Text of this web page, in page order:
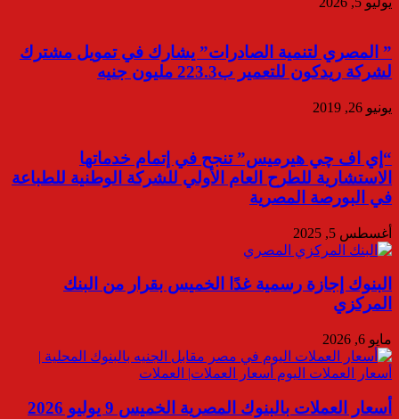
” المصري لتنمية الصادرات” يشارك في تمويل مشترك
لشركة ريدكون للتعمير ب223.3 مليون جنيه
يونيو 26, 2019
“إي اف چي هيرميس” تنجح في إتمام خدماتها
الاستشارية للطرح العام الأولي للشركة الوطنية للطباعة
في البورصة المصرية
أغسطس 5, 2025
البنوك إجازة رسمية غدًا الخميس بقرار من البنك
المركزي
مايو 6, 2026
أسعار العملات بالبنوك المصرية الخميس 9 يوليو 2026